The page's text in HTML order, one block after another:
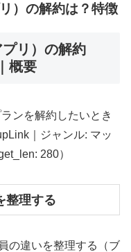
）の解約は？特徴
リ）の解約
概要
ンを解約したいとき
｜ジャンル: マッ
280）
整理する
の違いを整理する（ブ